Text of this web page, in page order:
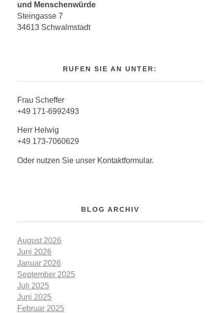
und Menschenwürde
Steingasse 7
34613 Schwalmstadt
RUFEN SIE AN UNTER:
Frau Scheffer
+49 171-6992493
Herr Helwig
+49 173-7060629
Oder nutzen Sie unser Kontaktformular.
BLOG ARCHIV
August 2026
Juni 2026
Januar 2026
September 2025
Juli 2025
Juni 2025
Februar 2025